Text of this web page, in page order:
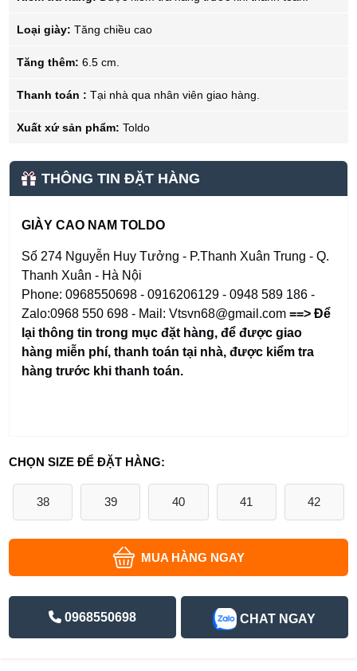
Loại giày: Tăng chiều cao
Tăng thêm: 6.5 cm.
Thanh toán : Tại nhà qua nhân viên giao hàng.
Xuất xứ sản phẩm: Toldo
THÔNG TIN ĐẶT HÀNG
GIÀY CAO NAM TOLDO
Số 274 Nguyễn Huy Tưởng - P.Thanh Xuân Trung - Q.
Thanh Xuân - Hà Nội
Phone: 0968550698 - 0916206129 - 0948 589 186 -
Zalo:0968 550 698 - Mail: Vtsvn68@gmail.com==> Để
lại thông tin trong mục đặt hàng,để được giao
hàng miễn phí, thanh toán tại nhà, được kiểm tra
hàng trước khi thanh toán.
CHỌN SIZE ĐỂ ĐẶT HÀNG:
38 39 40 41 42
MUA HÀNG NGAY
0968550698 CHAT NGAY